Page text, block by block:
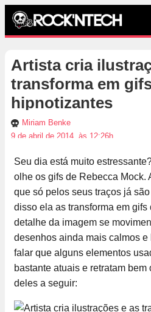
Artista cria
transforma em
hipnotizantes
Miriam Benke
9 de abril de 2014, às 12:26h
Seu dia está muito
olhe os gifs de Rebecca Mock.
que só pelos seus traços já
disso ela as transforma em
detalhe da imagem se
desenhos ainda mais calmos
falar que alguns elementos
bastante atuais e retratam
deles a seguir: